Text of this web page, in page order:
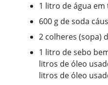
1 litro de água
600 g de soda
2 colheres (sopa)
1 litro de sebo
litros de óleo
litros de óleo